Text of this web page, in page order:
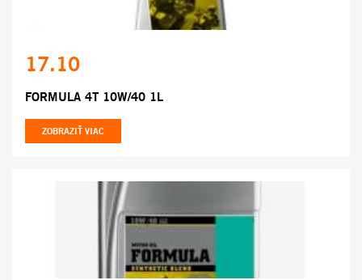
17.10
FORMULA 4T 10W/40 1L
ZOBRAZIŤ VIAC